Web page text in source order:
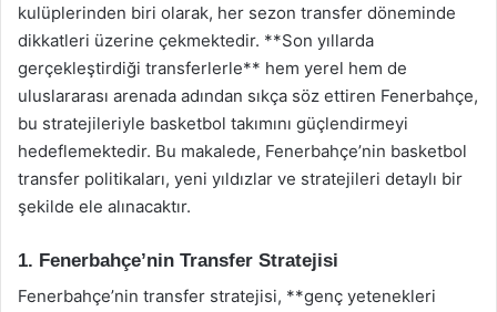
kulüplerinden biri olarak, her sezon transfer döneminde
dikkatleri üzerine çekmektedir. **Son yıllarda
gerçekleştirdiği transferlerle** hem yerel hem de
uluslararası arenada adından sıkça söz ettiren Fenerbahçe,
bu stratejileriyle basketbol takımını güçlendirmeyi
hedeflemektedir. Bu makalede, Fenerbahçe’nin basketbol
transfer politikaları, yeni yıldızlar ve stratejileri detaylı bir
şekilde ele alınacaktır.
1. Fenerbahçe’nin Transfer Stratejisi
Fenerbahçe’nin transfer stratejisi, **genç yetenekleri